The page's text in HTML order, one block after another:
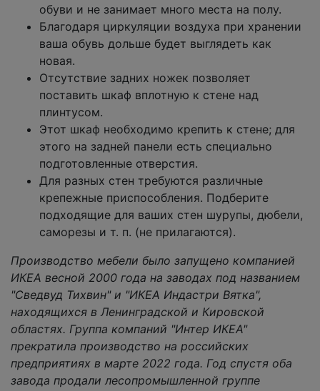
обуви и не занимает много места на полу.
Благодаря циркуляции воздуха при хранении
ваша обувь дольше будет выглядеть как
новая.
Отсутствие задних ножек позволяет
поставить шкаф вплотную к стене над
плинтусом.
Этот шкаф необходимо крепить к стене; для
этого на задней панели есть специально
подготовленные отверстия.
Для разных стен требуются различные
крепежные приспособления. Подберите
подходящие для ваших стен шурупы, дюбели,
саморезы и т. п. (не прилагаются).
Производство мебели было запущено компанией
ИКЕА весной 2000 года на заводах под названием
"Сведвуд Тихвин" и "ИКЕА Индастри Вятка",
находящихся в Ленинградской и Кировской
областях. Группа компаний "Интер ИКЕА"
прекратила производство на российских
предприятиях в марте 2022 года. Год спустя оба
завода продали лесопромышленной группе